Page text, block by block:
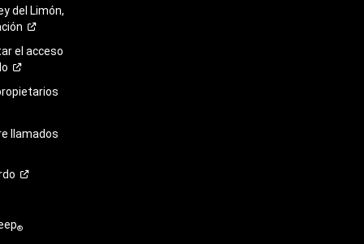
del Limón,
el acceso
llamados
®